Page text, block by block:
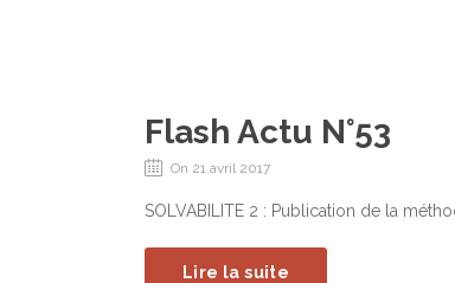
Flash Actu N°53
On 21 avril 2017
SOLVABILITE 2 : Publication de la
Lire la suite